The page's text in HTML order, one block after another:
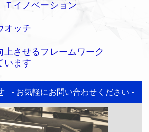
Ｔイノベーション
オッチ
上させるフレームワーク
います
- お気軽にお問い合わせください -